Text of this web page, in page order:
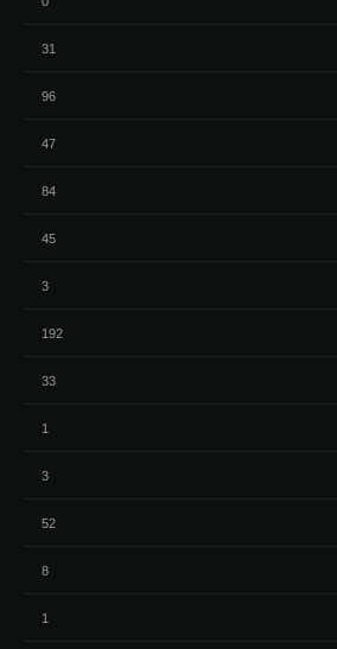
31
96
47
84
45
3
192
33
1
3
52
8
1